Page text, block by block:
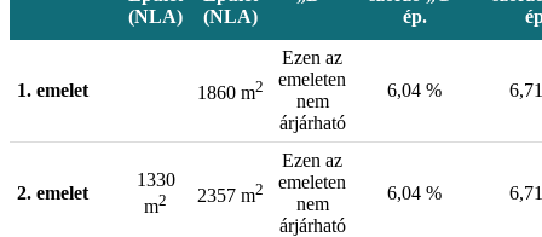
(NLA)
(NLA)
ép.
1. emelet 1860 m2
Ezen az
emeleten
nem
árjárható
6,04 %
2. emelet
1330
m2 2357 m2
Ezen az
emeleten
nem
árjárható
6,04 %